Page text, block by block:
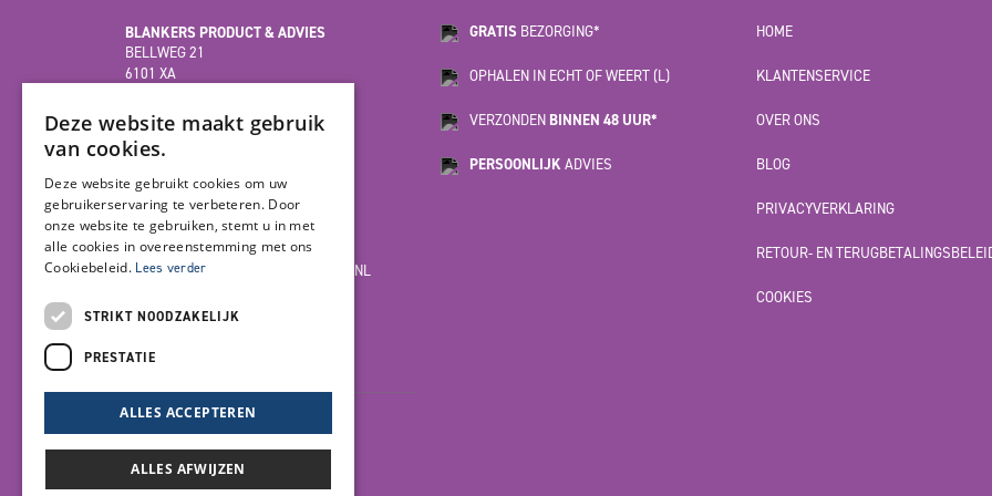
BLANKERS PRODUCT & ADVIES
BELLWEG 21
6101 XA
(HOOFDVESTIGING)
6004 AX
WEERT
INFO@BLANKERSPRODUCT-ADVIES.NL
LET'S GET SOCIAL
GRATIS BEZORGING*
OPHALEN IN ECHT OF WEERT (L)
VERZONDEN BINNEN 48 UUR*
PERSOONLIJKADVIES
HOME
KLANTENSERVICE
OVER ONS
BLOG
PRIVACYVERKLARING
RETOUR- EN
COOKIES
Deze website maakt gebruik
van cookies.
Deze website gebruikt cookies om uw
gebruikerservaring te verbeteren. Door
onze website te gebruiken, stemt u in met
alle cookies in overeenstemming met ons
Cookiebeleid. Lees verder
STRIKT NOODZAKELIJK
PRESTATIE
ALLES ACCEPTEREN
ALLES AFWIJZEN